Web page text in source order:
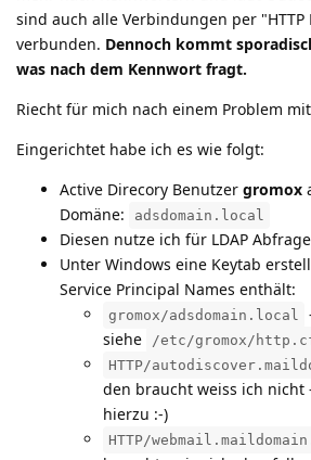
sind auch alle Verbindungen per "HTTP
verbunden. Dennoch kommt
was nach dem Kennwort fragt.
Riecht für mich nach einem Problem
Eingerichtet habe ich es wie folgt:
Active Direcory Benutzer gromox
Domäne:
adsdomain.local
Diesen nutze ich für LDAP
Unter Windows eine Keytab
Service Principal Names enthält:
gromox/adsdomain.local
siehe
/etc/gromox/
HTTP/
den braucht weiss ich nicht
hierzu :-)
HTTP/